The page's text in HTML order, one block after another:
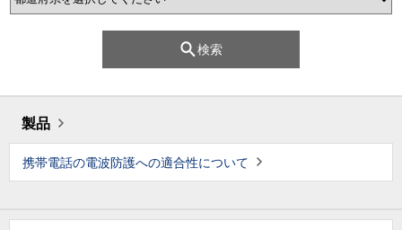
検索
製品
携帯電話の電波防護への適合性について